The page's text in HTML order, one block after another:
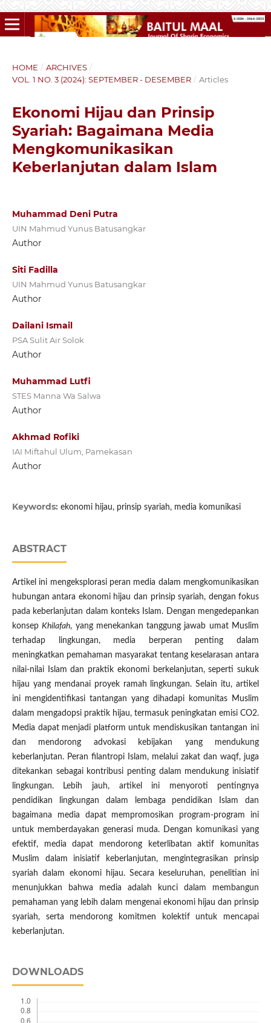
HOME / ARCHIVES /
VOL. 1 NO. 3 (2024): SEPTEMBER - DESEMBER / Articles
Ekonomi Hijau dan Prinsip
Syariah: Bagaimana Media
Mengkomunikasikan
Keberlanjutan dalam Islam
Muhammad Deni Putra
UIN Mahmud Yunus Batusangkar
Author
Siti Fadilla
UIN Mahmud Yunus Batusangkar
Author
Dailani Ismail
PSA Sulit Air Solok
Author
Muhammad Lutfi
STES Manna Wa Salwa
Author
Akhmad Rofiki
IAI Miftahul Ulum, Pamekasan
Author
Keywords: ekonomi hijau, prinsip syariah, media komunikasi
ABSTRACT
Artikel ini mengeksplorasi peran media dalam mengkomunikasikan
hubungan antara ekonomi hijau dan prinsip syariah, dengan fokus
pada keberlanjutan dalam konteks Islam. Dengan mengedepankan
konsepKhilafah, yang menekankan tanggung jawab umat Muslim
terhadap lingkungan, media berperan penting dalam
meningkatkan pemahaman masyarakat tentang keselarasan antara
nilai-nilai Islam dan praktik ekonomi berkelanjutan, seperti sukuk
hijau yang mendanai proyek ramah lingkungan. Selain itu, artikel
ini mengidentifikasi tantangan yang dihadapi komunitas Muslim
dalam mengadopsi praktik hijau, termasuk peningkatan emisi CO2.
Media dapat menjadi platform untuk mendiskusikan tantangan ini
dan mendorong advokasi kebijakan yang mendukung
keberlanjutan. Peran filantropi Islam, melalui zakat dan waqf, juga
ditekankan sebagai kontribusi penting dalam mendukung inisiatif
lingkungan. Lebih jauh, artikel ini menyoroti pentingnya
pendidikan lingkungan dalam lembaga pendidikan Islam dan
bagaimana media dapat mempromosikan program-program ini
untuk memberdayakan generasi muda. Dengan komunikasi yang
efektif, media dapat mendorong keterlibatan aktif komunitas
Muslim dalam inisiatif keberlanjutan, mengintegrasikan prinsip
syariah dalam ekonomi hijau. Secara keseluruhan, penelitian ini
menunjukkan bahwa media adalah kunci dalam membangun
pemahaman yang lebih dalam mengenai ekonomi hijau dan prinsip
syariah, serta mendorong komitmen kolektif untuk mencapai
keberlanjutan.
DOWNLOADS